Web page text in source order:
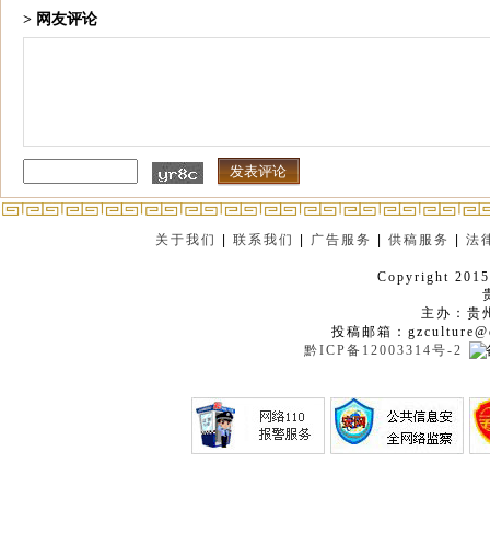
> 网友评论
关于我们 |联系我们 广告服务 |供稿服务 |法
Copyright
主办：贵
投稿邮箱：
黔ICP备12003314号-2